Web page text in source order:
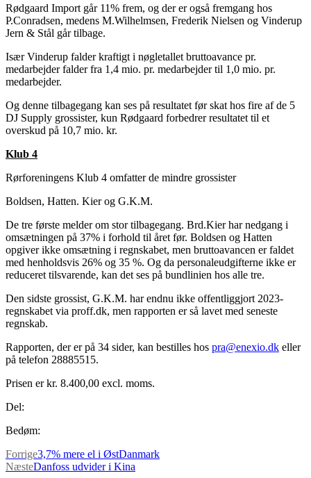
Rødgaard Import går 11% frem, og der er også fremgang hos
P.Conradsen, medens M.Wilhelmsen, Frederik Nielsen og Vinderup
Jern & Stål går tilbage.
Især Vinderup falder kraftigt i nøgletallet bruttoavance pr.
medarbejder falder fra 1,4 mio. pr. medarbejder til 1,0 mio. pr.
medarbejder.
Og denne tilbagegang kan ses på resultatet før skat hos fire af de 5
DJ Supply grossister, kun Rødgaard forbedrer resultatet til et
overskud på 10,7 mio. kr.
Klub 4
Rørforeningens Klub 4 omfatter de mindre grossister
Boldsen, Hatten. Kier og G.K.M.
De tre første melder om stor tilbagegang. Brd.Kier har nedgang i
omsætningen på 37% i forhold til året før. Boldsen og Hatten
opgiver ikke omsætning i regnskabet, men bruttoavancen er faldet
med henholdsvis 26% og 35 %. Og da personaleudgifterne ikke er
reduceret tilsvarende, kan det ses på bundlinien hos alle tre.
Den sidste grossist, G.K.M. har endnu ikke offentliggjort 2023-
regnskabet via proff.dk, men rapporten er så lavet med seneste
regnskab.
Rapporten, der er på 34 sider, kan bestilles hos pra@enexio.dk eller
på telefon 28885515.
Prisen er kr. 8.400,00 excl. moms.
Del:
Bedøm:
Forrige3,7% mere el i ØstDanmark
NæsteDanfoss udvider i Kina